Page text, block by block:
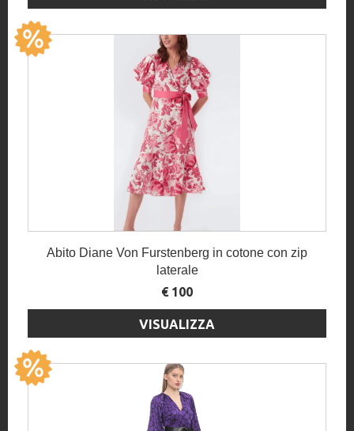
Abito Diane Von Furstenberg in cotone con zip
laterale
€ 100
VISUALIZZA